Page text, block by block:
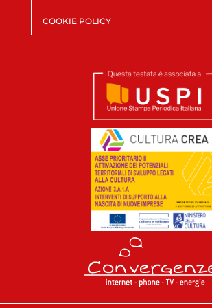
COOKIE POLICY